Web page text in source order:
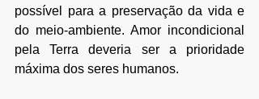
possível para a preservação da vida e
do meio-ambiente. Amor incondicional
pela Terra deveria ser a prioridade
máxima dos seres humanos.